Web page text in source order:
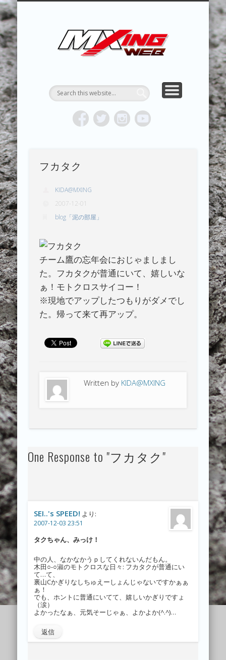
トク
HOME
TOPICS
ABOUT MX
RESULTS
REPORT
MXING & MXING＋PLUS
HYPER MXING
CONTACT
フカタク
KIDA@MXING
2007-12-01
blog「泥の部屋」
チーム鷹の忘年会におじゃましまし
た。フカタクが普通にいて、嬉しいな
ぁ！モトクロスサイコー！
※現地でアップしたつもりがダメでし
た。帰って来て再アップ。
Written by KIDA@MXING
One Response to "フカタク"
SEI..'s SPEED! より:
2007-12-03 23:51
タクちゃん、みっけ！
中の人、なかなかうｐしてくれないんだもん。
木田○-○淑のモトクロスな日々: フカタクが普通にい
て…て、
裏山Cかぎりなしちゅえーしょんじゃないですかぁぁ
ぁ！
でも、ホントに普通にいてて、嬉しいかぎりですょ
（涙）
よかったなぁ、元気そーじゃぁ、よかよか(^.^)…
返信